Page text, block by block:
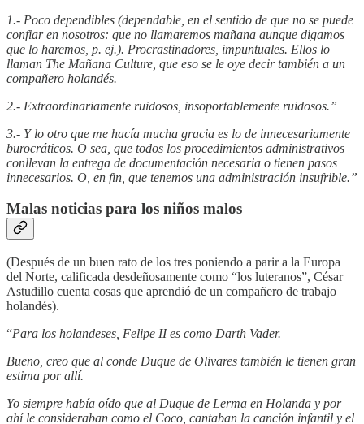
1.- Poco dependibles (dependable, en el sentido de que no se puede
confiar en nosotros: que no llamaremos mañana aunque digamos
que lo haremos, p. ej.). Procrastinadores, impuntuales. Ellos lo
llaman The Mañana Culture, que eso se le oye decir también a un
compañero holandés.
2.- Extraordinariamente ruidosos, insoportablemente ruidosos.”
3.- Y lo otro que me hacía mucha gracia es lo de innecesariamente
burocráticos. O sea, que todos los procedimientos administrativos
conllevan la entrega de documentación necesaria o tienen pasos
innecesarios. O, en fin, que tenemos una administración insufrible.”
Malas noticias para los niños malos
(Después de un buen rato de los tres poniendo a parir a la Europa
del Norte, calificada desdeñosamente como “los luteranos”, César
Astudillo cuenta cosas que aprendió de un compañero de trabajo
holandés).
“Para los holandeses, Felipe II es como Darth Vader.
Bueno, creo que al conde Duque de Olivares también le tienen gran
estima por allí.
Yo siempre había oído que al Duque de Lerma en Holanda y por
ahí le consideraban como el Coco, cantaban la canción infantil y el